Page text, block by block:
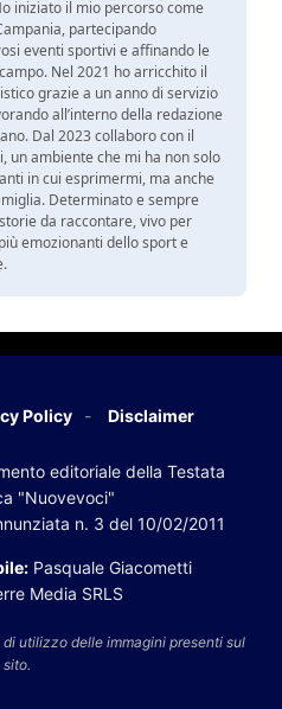
iniziato il mio percorso come
partecipando
eventi sportivi e affinando le
Nel 2021 ho arricchito il
grazie a un anno di servizio
all’interno della redazione
Dal 2023 collaboro con il
un ambiente che mi ha non solo
in cui esprimermi, ma anche
Determinato e sempre
da raccontare, vivo per
emozionanti dello sport e
Policy Disclaimer
editoriale della Testata
"Nuovevoci"
n. 3 del 10/02/2011
Pasquale Giacometti
Media SRLS
di utilizzo delle immagini presenti sul
sito.